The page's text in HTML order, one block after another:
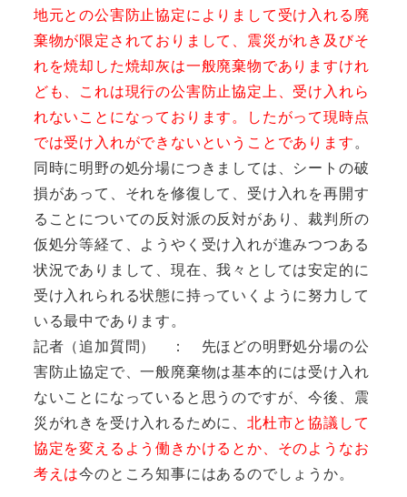
地元との公害防止協定によりまして受け入れる廃
棄物が限定されておりまして、震災がれき及びそ
れを焼却した焼却灰は一般廃棄物でありますけれ
ども、これは現行の公害防止協定上、受け入れら
れないことになっております。したがって現時点
では受け入れができないということであります。
同時に明野の処分場につきましては、シートの破
損があって、それを修復して、受け入れを再開す
ることについての反対派の反対があり、裁判所の
仮処分等経て、ようやく受け入れが進みつつある
状況でありまして、現在、我々としては安定的に
受け入れられる状態に持っていくように努力して
いる最中であります。
記者（追加質問） ： 先ほどの明野処分場の公
害防止協定で、一般廃棄物は基本的には受け入れ
ないことになっていると思うのですが、今後、震
災がれきを受け入れるために、 北杜市と協議して
協定を変えるよう働きかけるとか、そのようなお
考えは今のところ知事にはあるのでしょうか。